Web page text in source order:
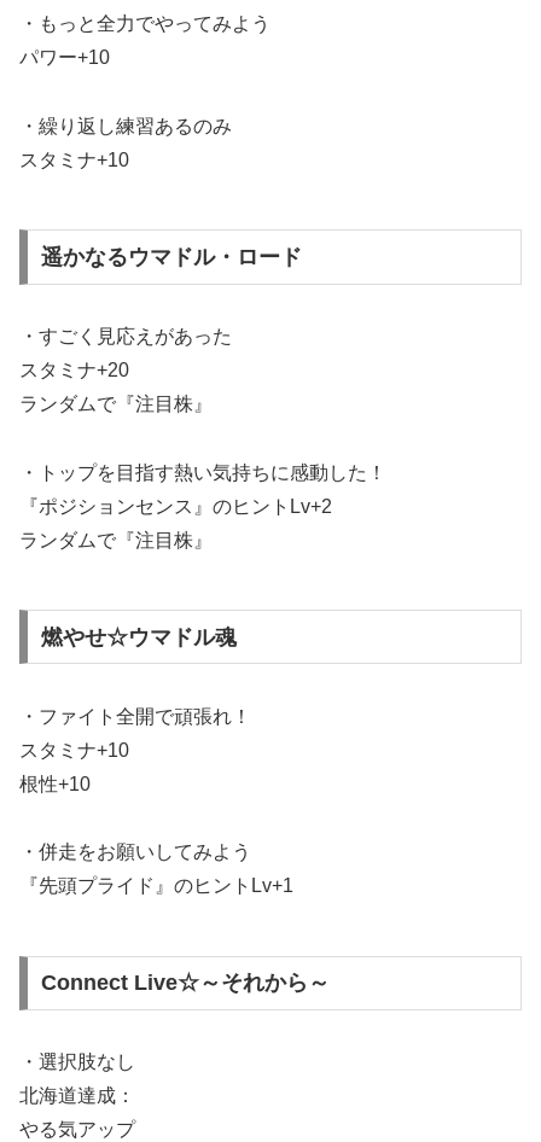
・もっと全力でやってみよう
パワー+10
・繰り返し練習あるのみ
スタミナ+10
遥かなるウマドル・ロード
・すごく見応えがあった
スタミナ+20
ランダムで『注目株』
・トップを目指す熱い気持ちに感動した！
『ポジションセンス』のヒントLv+2
ランダムで『注目株』
燃やせ☆ウマドル魂
・ファイト全開で頑張れ！
スタミナ+10
根性+10
・併走をお願いしてみよう
『先頭プライド』のヒントLv+1
Connect Live☆～それから～
・選択肢なし
北海道達成：
やる気アップ